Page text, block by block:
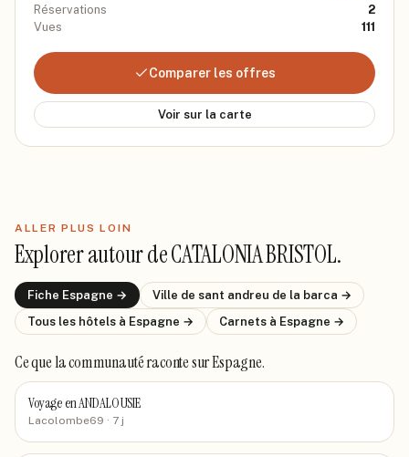
Réservations
2
Vues
111
Comparer les offres
Voir sur la carte
ALLER PLUS LOIN
Explorer autour deCATALONIA BRISTOL.
Fiche Espagne → Ville de sant andreu de la barca →
Tous les hôtels à Espagne → Carnets à Espagne →
Ce que la communauté racontesur Espagne.
Voyage en ANDALOUSIE
Lacolombe69 · 7 j